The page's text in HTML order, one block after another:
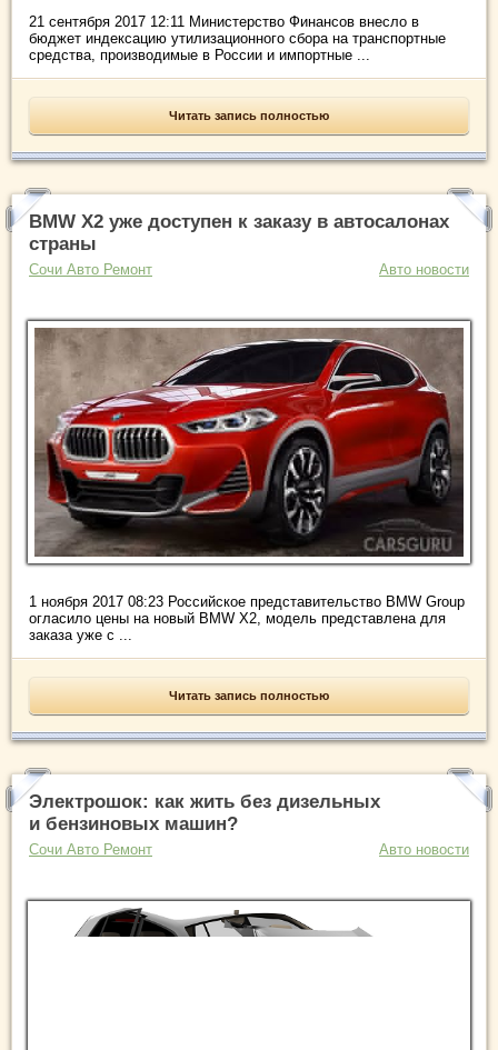
21 сентября 2017 12:11 Министерство Финансов внесло в
бюджет индексацию утилизационного сбора на транспортные
средства, производимые в России и импортные ...
Читать запись полностью
BMW X2 уже доступен к заказу в автосалонах
страны
Сочи Авто Ремонт Авто новости
1 ноября 2017 08:23 Российское представительство BMW Group
огласило цены на новый BMW X2, модель представлена для
заказа уже с ...
Читать запись полностью
Электрошок: как жить без дизельных
и бензиновых машин?
Сочи Авто Ремонт Авто новости